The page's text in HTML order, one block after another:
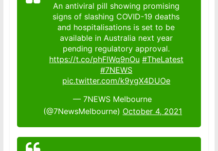
An antiviral pill showing promising
signs of slashing COVID-19 deaths
and hospitalisations is set to be
available in Australia next year
pending regulatory approval.
https://t.co/phFlWq9nOu #TheLatest
#7NEWS
pic.twitter.com/k9ygX4DUOe
— 7NEWS Melbourne
(@7NewsMelbourne) October 4, 2021